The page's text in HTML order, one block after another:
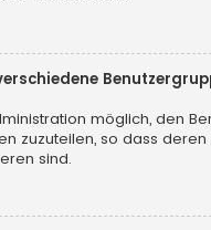
möglich, den
zuzuteilen, so dass
sind.